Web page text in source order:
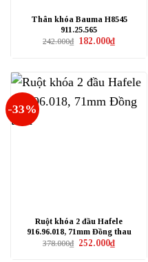
Thân khóa Bauma H8545
911.25.565
242.000₫ Giá
182.000₫Giá
hiện
-33%
Ruột khóa 2 đầu Hafele
916.96.018, 71mm Đồng thau
378.000₫ Giá
252.000₫Giá
hiện